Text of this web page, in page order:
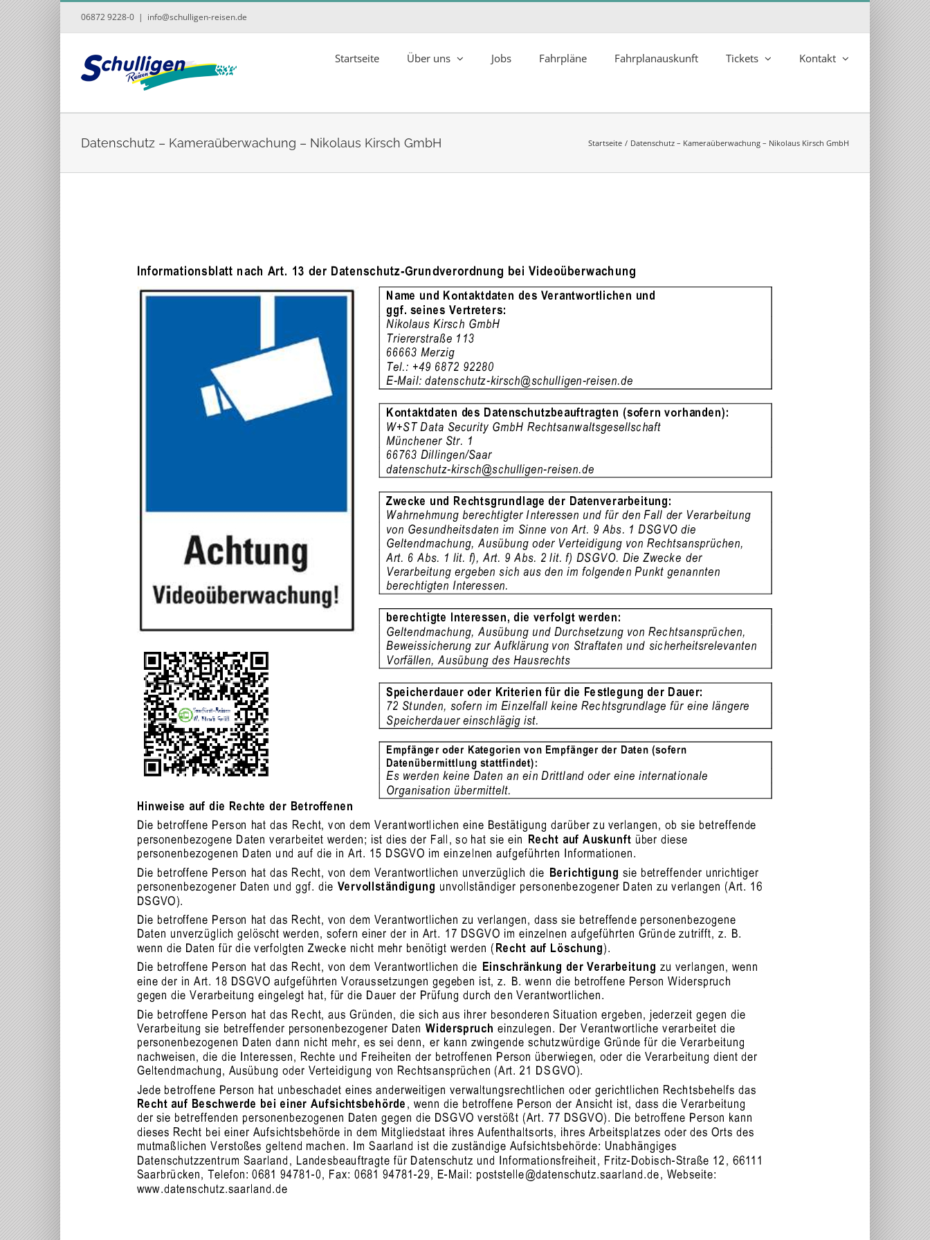
Zum
Inhalt
springen
06872 9228-0 | info@schulligen-reisen.de
Startseite Über uns Jobs Fahrpläne Fahrplanauskunft Tickets Kontakt
Datenschutz – Kameraüberwachung – Nikolaus Kirsch GmbH Startseite Datenschutz – Kameraüberwachung – Nikolaus Kirsch GmbH